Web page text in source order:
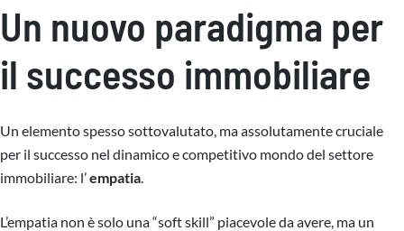
Un nuovo paradigma per
il successo immobiliare
Un elemento spesso sottovalutato, ma assolutamente cruciale
per il successo nel dinamico e competitivo mondo del settore
immobiliare: l’empatia.
L’empatia non è solo una “soft skill” piacevole da avere, ma un